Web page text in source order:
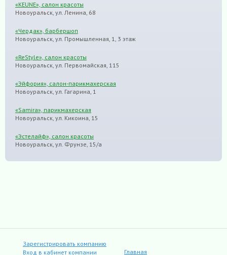
«KEUNE», салон красоты
Новоуральск, ул. Ленина, 68
«Чердак», барбершоп
Новоуральск, ул. Промышленная, 1, 3 этаж
«ReStyle», салон красоты
Новоуральск, ул. Первомайская, 115
«Эйфория», салон-парикмахерская
Новоуральск, ул. Гагарина, 1
«Samira», парикмахерская
Новоуральск, ул. Кикоина, 15
«Эстелайф», салон красоты
Новоуральск, ул. Фрунзе, 15/а
Зарегистрировать компанию
Вход в кабинет компании
Главная